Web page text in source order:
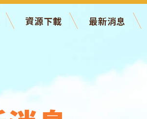
資源下載 最新消息